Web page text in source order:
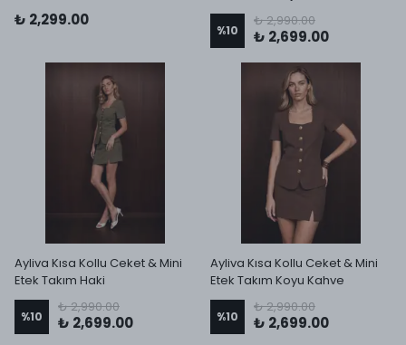
₺ 2,299.00
%10
₺ 2,990.00
₺ 2,699.00
Ayliva Kısa Kollu Ceket & Mini
Etek Takım Haki
%10
₺ 2,990.00
₺ 2,699.00
Ayliva Kısa Kollu Ceket & Mini
Etek Takım Koyu Kahve
%10
₺ 2,990.00
₺ 2,699.00